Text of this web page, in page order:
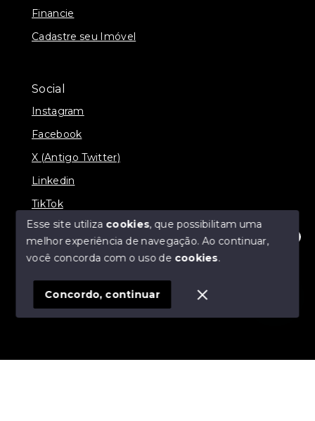
Olá! Estamos disponíveis para te ajudar.
Financie
Cadastre seu Imóvel
Social
Instagram
Facebook
X (Antigo Twitter)
Linkedin
TikTok
© Copyright 2026 - Nova Aliança Assessoria Imobiliária
SITE PARA IMOBILIARIA
Esse site utiliza cookies, que possibilitam uma
melhor experiência de navegação.Ao continuar,
você concorda com o uso de cookies.
Concordo, continuar